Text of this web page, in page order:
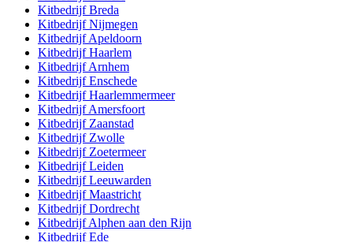
KitbedrijfBreda
KitbedrijfNijmegen
KitbedrijfApeldoorn
KitbedrijfHaarlem
KitbedrijfArnhem
KitbedrijfEnschede
KitbedrijfHaarlemmermeer
KitbedrijfAmersfoort
Kitbedrijf Zaanstad
Kitbedrijf Zwolle
Kitbedrijf Zoetermeer
KitbedrijfLeiden
KitbedrijfLeeuwarden
KitbedrijfMaastricht
KitbedrijfDordrecht
KitbedrijfAlphen aan den Rijn
KitbedrijfEde